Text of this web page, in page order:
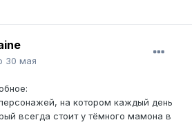
30 мая
на котором каждый день
всегда стоит у тёмного мамона в